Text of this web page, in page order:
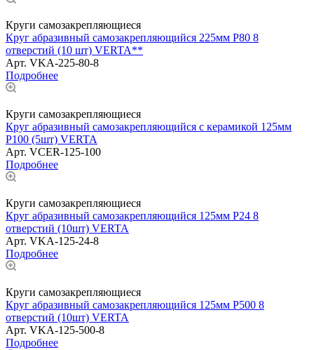
Круги самозакрепляющиеся
Круг абразивный самозакрепляющийся 225мм Р80 8
отверстий (10 шт) VERTA**
Арт. VKA-225-80-8
Подробнее
Круги самозакрепляющиеся
Круг абразивный самозакрепляющийся с керамикой 125мм
Р100 (5шт) VERTA
Арт. VCER-125-100
Подробнее
Круги самозакрепляющиеся
Круг абразивный самозакрепляющийся 125мм Р24 8
отверстий (10шт) VERTA
Арт. VKA-125-24-8
Подробнее
Круги самозакрепляющиеся
Круг абразивный самозакрепляющийся 125мм Р500 8
отверстий (10шт) VERTA
Арт. VKA-125-500-8
Подробнее